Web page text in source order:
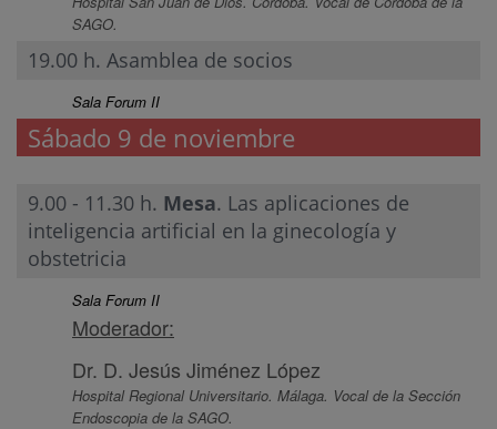
SAGO.
19.00 h. Asamblea de socios
Sala Forum II
Sábado 9 de noviembre
9.00 - 11.30 h. Mesa. Las aplicaciones de
inteligencia artificial en la ginecología y
obstetricia
Sala Forum II
Moderador:
Dr. D. Jesús Jiménez López
Hospital Regional Universitario. Málaga. Vocal de la Sección
Endoscopia de la SAGO.